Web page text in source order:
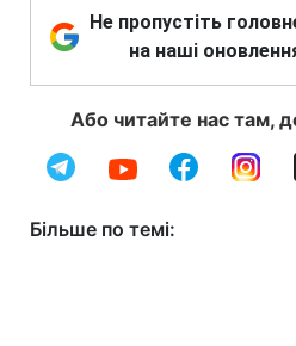
Не пропустіть
на наші
Або читайте нас там,
Більше по темі: